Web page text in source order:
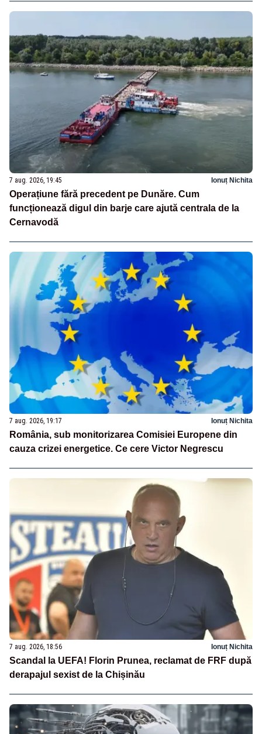
7 aug. 2026, 19:45 Ionuț Nichita
Operațiune fără precedent pe Dunăre. Cum
funcționează digul din barje care ajută centrala de la
Cernavodă
7 aug. 2026, 19:17 Ionuț Nichita
România, sub monitorizarea Comisiei Europene din
cauza crizei energetice. Ce cere Victor Negrescu
7 aug. 2026, 18:56 Ionuț Nichita
Scandal la UEFA! Florin Prunea, reclamat de FRF după
derapajul sexist de la Chișinău